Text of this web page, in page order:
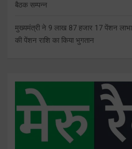
बैठक सम्पन्न
मुख्यमंत्री ने 9 लाख 87 हजार 17 पेंशन
की पेंशन राशि का किया भुगतान